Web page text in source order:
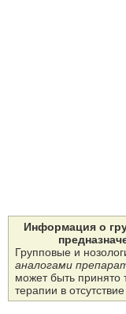
Информация о
Групповые и
аналогами
может быть принято
терапии в